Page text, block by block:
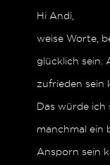
Hi Andi,
weise Worte,
glücklich sein.
zufrieden sein
Das würde ich
manchmal ein
Ansporn sein